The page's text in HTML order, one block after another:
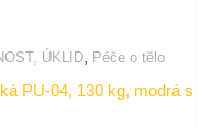
ÚKLID Péče o tělo
PU-04, 130 kg, modrá s